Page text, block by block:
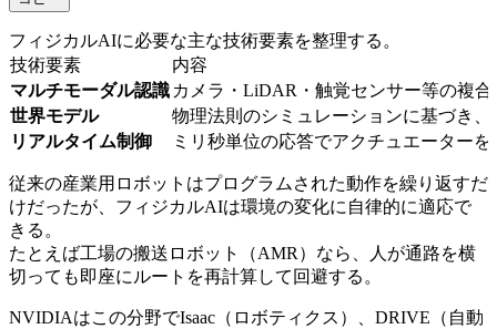
フィジカルAIに必要な主な技術要素を整理する。
技術要素
内容
マルチモーダル認識 カメラ・LiDAR・触覚センサー等の複
世界モデル
物理法則のシミュレーションに基づき
リアルタイム制御
ミリ秒単位の応答でアクチュエーターを
従来の産業用ロボットはプログラムされた動作を繰り返すだ
けだったが、フィジカルAIは環境の変化に自律的に適応で
きる。
たとえば工場の搬送ロボット（AMR）なら、人が通路を横
切っても即座にルートを再計算して回避する。
NVIDIAはこの分野でIsaac（ロボティクス）、DRIVE（自動